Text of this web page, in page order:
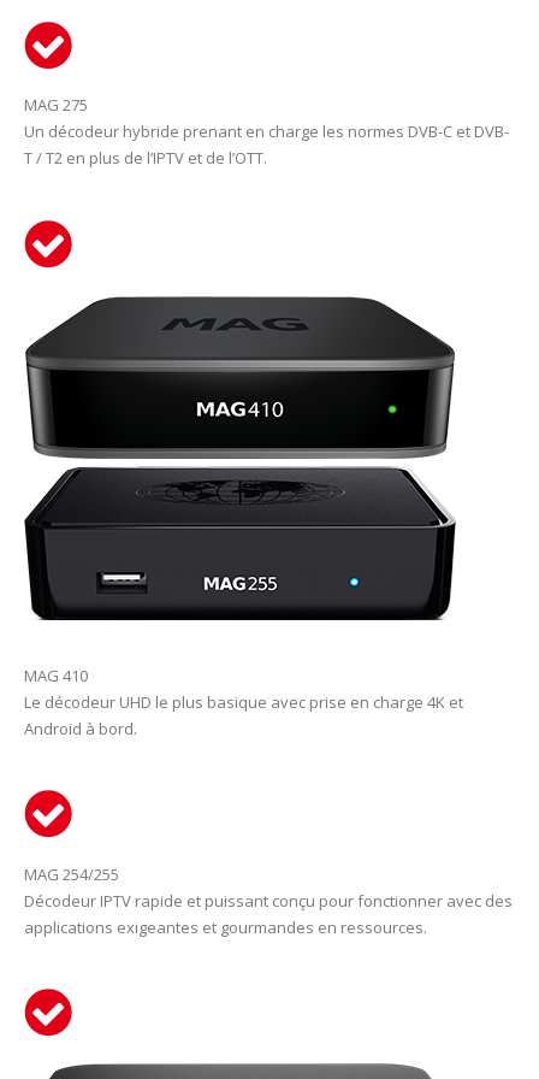
MAG 275
Un décodeur hybride prenant en charge les normes DVB-C et DVB-
T / T2 en plus de l’IPTV et de l’OTT.
MAG 410
Le décodeur UHD le plus basique avec prise en charge 4K et
Android à bord.
MAG 254/255
Décodeur IPTV rapide et puissant conçu pour fonctionner avec des
applications exigeantes et gourmandes en ressources.